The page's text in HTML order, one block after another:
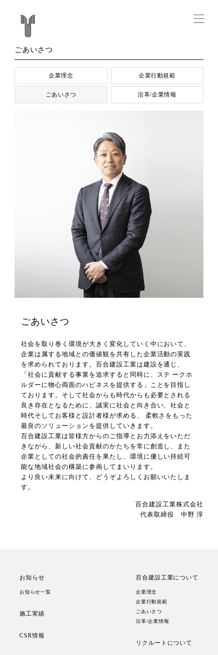
ごあいさつ
企業理念 企業行動規範
ごあいさつ 沿革/企業情報
ごあいさつ
社会を取り巻く環境が大きく変化していく中において、
企業は属する地域との価値観を共有した企業活動の実践
を求められております。百合建設工業は建設を通じ、
「社会に貢献する事業を追求すると同時に、ステ ークホ
ルダーに物心両面のハピネスを提供する」ことを目指し
ております。そして社会からも時代からも必要とされる
良き存在となるために、誠実に社会と向き合い、社会と
時代そしてお客様と設計者様が求める、 柔軟さをもった
最良のソリューションを提供していきます。
百合建設工業は皆様方からのご指導とお力添えをいただ
きながら、新しい社会貢献のかたちを常に創造し、また
企業としての社会的責任を果たし、環境に優しい持続可
能な地域社会の構築に参画してまいります。
より良い未来に向けて、どうぞよろしくお願いいたしま
す。
百合建設工業株式会社
代表取締役 中野 淳
お知らせ
お知らせ一覧
施工実績
CSR情報
百合建設工業について
企業理念
企業行動規範
ごあいさつ
沿革/企業情報
リクルートについて